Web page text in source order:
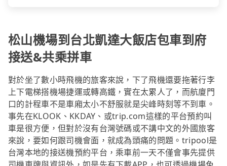
松山機場到台北凱達大飯店包車到府
接送&共乘拼車
對於坐了數小時飛機的旅客來說，下了飛機還要拖著行李
上下電梯搭機場捷運或轉高鐵，實在太累人了，而航廈門
口的計程車不是車廂太小不舒服就是尖峰時刻等不到車。
事先在KLOOK、KKDAY、或trip.com這樣的平台預約叫
車是很方便，但對於沒有台灣號碼或不講中文的外國旅客
來說，要如何跟司機會面，就成為頭痛的問題。tripool是
台灣本地的接送機預約平台，乘車前一天不僅會事先提供